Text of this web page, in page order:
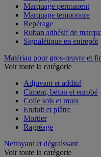
Marquage permanent
Marquage temporaire
Repérage
Ruban adhésif de
Signalétique en entrepôt
Matériau pour gros-œuvre et
Voir toute la catégorie
Adjuvant et additif
Ciment, béton et enrobé
Colle sols et murs
Enduit et plâtre
Mortier
Ragréage
Nettoyant et dégraissant
Voir toute la catégorie